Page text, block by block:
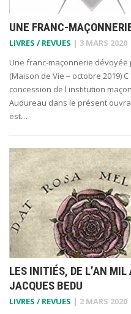
UNE FRANC-
LIVRES / REVUES | 3 MARS 2020
Une franc-maçonnerie dévoyée
(Maison de Vie – octobre 2019)
concession de l institution
Audureau dans le présent
est…
LES INITIÉS, DE L’AN
JACQUES BEDU
LIVRES / REVUES | 2 MARS 2020